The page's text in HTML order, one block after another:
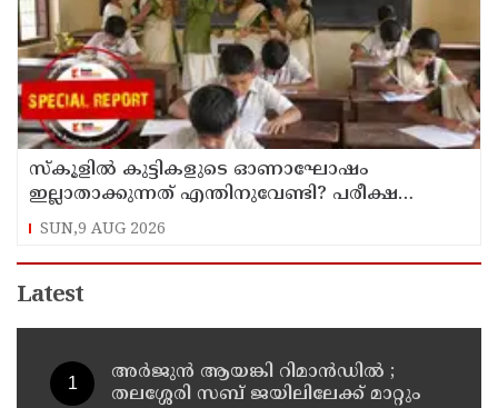
സ്‌കൂളില്‍ കുട്ടികളുടെ ഓണാഘോഷം
ഇല്ലാതാക്കുന്നത് എന്തിനുവേണ്ടി? പരീക്ഷ
ഷെഡ്യൂള്‍ മാറ്റിയത് തിരുത്തുമോ?
SUN,9 AUG 2026
Latest
അര്‍ജുന്‍ ആയങ്കി റിമാന്‍ഡില്‍ ;
തലശ്ശേരി സബ് ജയിലിലേക്ക് മാറ്റും